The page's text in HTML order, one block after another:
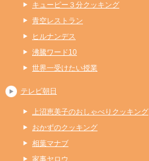
キューピー３分クッキング
青空レストラン
ヒルナンデス
沸騰ワード10
世界一受けたい授業
テレビ朝日
上沼恵美子のおしゃべりクッキング
おかずのクッキング
相葉マナブ